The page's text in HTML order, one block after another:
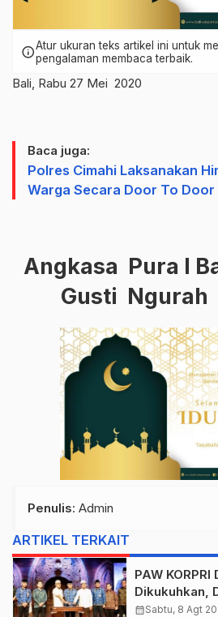
infoAtur ukuran teks artikel ini untuk
pengalaman membaca terbaik.
Bali, Rabu 27 Mei 2020
Baca juga:
Polres Cimahi Laksanakan
Warga Secara Door To Door
Angkasa Pura I
Gusti Ngurah
Penulis: Admin
ARTIKEL TERKAIT
PAW
Dikukuhkan,
“Sembagi
calendar_monthSabtu, 8 Agt